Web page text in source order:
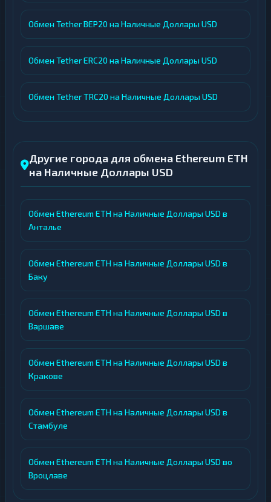
Обмен Tether BEP20 на Наличные Доллары USD
Обмен Tether ERC20 на Наличные Доллары USD
Обмен Tether TRC20 на Наличные Доллары USD
Другие города для обмена Ethereum ETH
на Наличные Доллары USD
Обмен Ethereum ETH на Наличные Доллары USD в
Анталье
Обмен Ethereum ETH на Наличные Доллары USD в
Баку
Обмен Ethereum ETH на Наличные Доллары USD в
Варшаве
Обмен Ethereum ETH на Наличные Доллары USD в
Кракове
Обмен Ethereum ETH на Наличные Доллары USD в
Стамбуле
Обмен Ethereum ETH на Наличные Доллары USD во
Вроцлаве